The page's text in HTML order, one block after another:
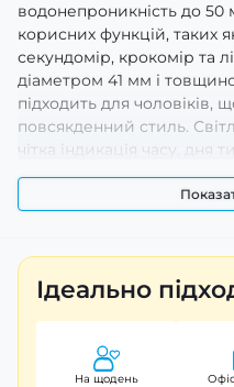
водонепроникність до 50
корисних функцій, таких
секундомір, крокомір та
діаметром 41 мм і
підходить для чоловіків,
повсякденний стиль.
чітка індикація часу, дня
його практичним у
надійний вибір для
Ідеально
На щодень